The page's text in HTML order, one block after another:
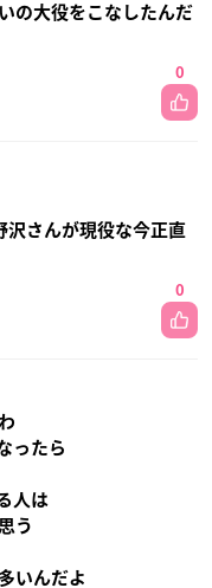
の大役をこなしたんだ
0
沢さんが現役な今正直
0
ったら
人は
う
いんだよ